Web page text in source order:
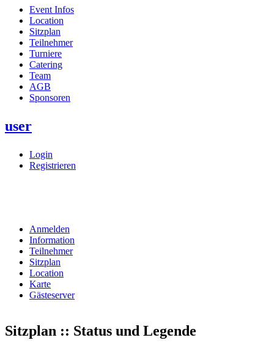
Event Infos
Location
Sitzplan
Teilnehmer
Turniere
Catering
Team
AGB
Sponsoren
user
Login
Registrieren
Anmelden
Information
Teilnehmer
Sitzplan
Location
Karte
Gästeserver
Sitzplan :: Status und Legende